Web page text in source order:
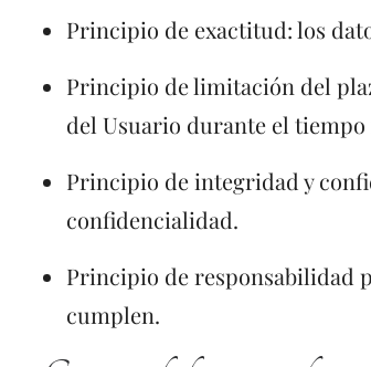
Principio de exactitud: los
Principio de limitación del
del Usuario durante el
Principio de integridad y
confidencialidad.
Principio de responsabilidad
cumplen.